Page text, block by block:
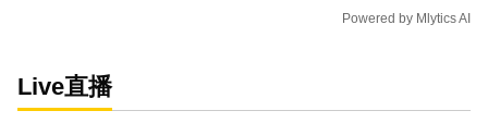
Powered by Mlytics AI
Live直播